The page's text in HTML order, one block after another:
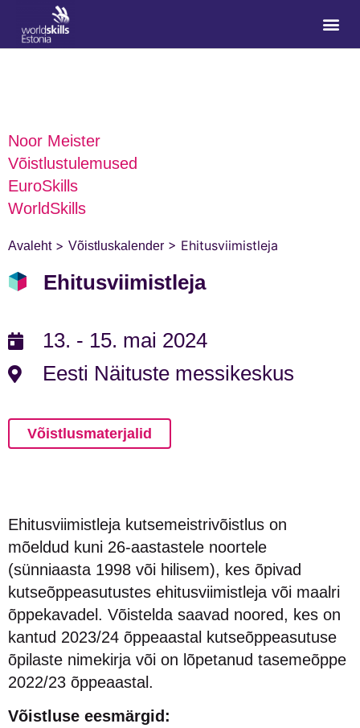
Noor Meister
Võistlustulemused
EuroSkills
WorldSkills
Avaleht> Võistluskalender > Ehitusviimistleja
Ehitusviimistleja
13. - 15. mai 2024
Eesti Näituste messikeskus
Võistlusmaterjalid
Ehitusviimistleja kutsemeistrivõistlus on
mõeldud kuni 26-aastastele noortele
(sünniaasta 1998 või hilisem), kes õpivad
kutseõppeasutustes ehitusviimistleja või maalri
õppekavadel. Võistelda saavad noored, kes on
kantud 2023/24 õppeaastal kutseõppeasutuse
õpilaste nimekirja või on lõpetanud tasemeõppe
2022/23 õppeaastal.
Võistluse eesmärgid: